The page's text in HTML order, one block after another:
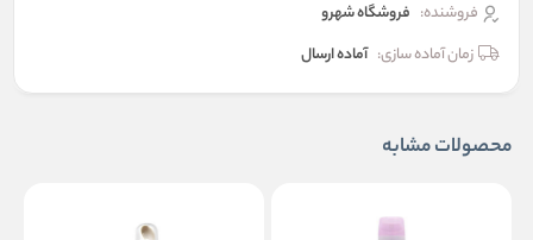
فروشنده: فروشگاه شهرو
زمان آماده سازی: آماده ارسال
محصولات مشابه